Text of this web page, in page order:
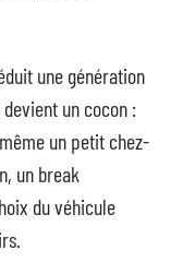
une génération
un cocon :
un petit chez-
un break
du véhicule